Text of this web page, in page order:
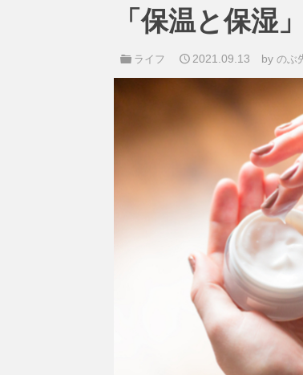
「保温と保湿
ライフ 2021.09.13 byのぶ